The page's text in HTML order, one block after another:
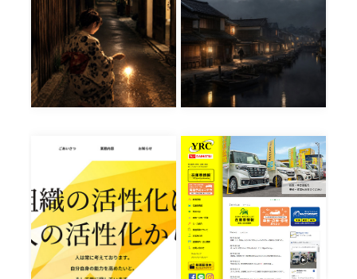
手花火の柳が
好きでそれつ
きり
🎆俳句の旅 「手
[…]
寒柝の波打ち
際を行くごと
し
🌕俳句の旅 「寒
[…]
(株)ヒューマン
パワー様
鹿児島市を拠点と
し、人事労務コン
[…]
（株）YRC様
新車から中古車ま
で、 車の販売・
[…]